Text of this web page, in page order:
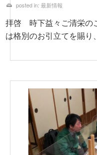
posted in: 最新情報
拝啓 時下益々ご清栄の
は格別のお引立てを賜